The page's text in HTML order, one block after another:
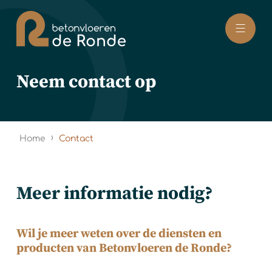
Naar hoofdinhoud
Neem contact op
Home › Contact
Meer informatie nodig?
Wil je meer weten over de dienstenen
producten van Betonvloeren de Ronde?